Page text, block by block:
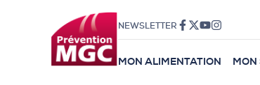
NEWSLETTER
MON ALIMENTATION MON